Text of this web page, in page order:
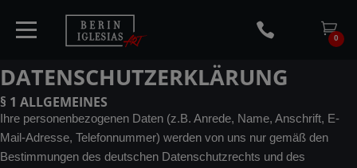
HOME
0
DATENSCHUTZERKLÄRUNG
§ 1 ALLGEMEINES
Ihre personenbezogenen Daten (z.B. Anrede, Name, Anschrift, E-
Mail-Adresse, Telefonnummer) werden von uns nur gemäß den
Bestimmungen des deutschen Datenschutzrechts und des